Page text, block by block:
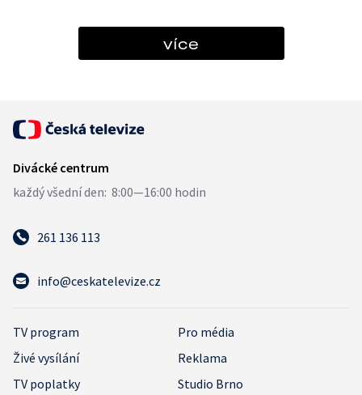
více
261 136 113
info@ceskatelevize.cz
TV program
Pro média
Živé vysílání
Reklama
TV poplatky
Studio Brno